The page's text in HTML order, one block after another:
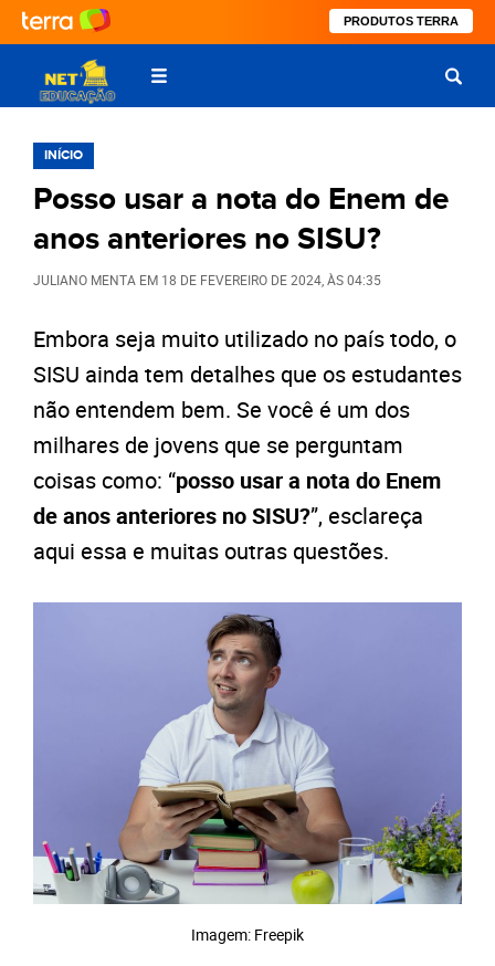
PRODUTOS TERRA
INÍCIO
Posso usar a nota do Enem de
anos anteriores no SISU?
JULIANO MENTA EM 18 DE FEVEREIRO DE 2024 , ÀS04:35
Embora seja muito utilizado no país todo, o
SISU ainda tem detalhes que os estudantes
não entendem bem. Se você é um dos
milhares de jovens que se perguntam
coisas como: “posso usar a nota do Enem
de anos anteriores no SISU?”, esclareça
aqui essa e muitas outras questões.
Imagem: Freepik